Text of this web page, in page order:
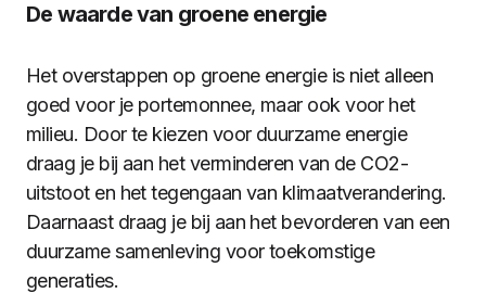
De waarde van groene energie
Het overstappen op groene energie is niet alleen
goed voor je portemonnee, maar ook voor het
milieu. Door te kiezen voor duurzame energie
draag je bij aan het verminderen van de CO2-
uitstoot en het tegengaan van klimaatverandering.
Daarnaast draag je bij aan het bevorderen van een
duurzame samenleving voor toekomstige
generaties.